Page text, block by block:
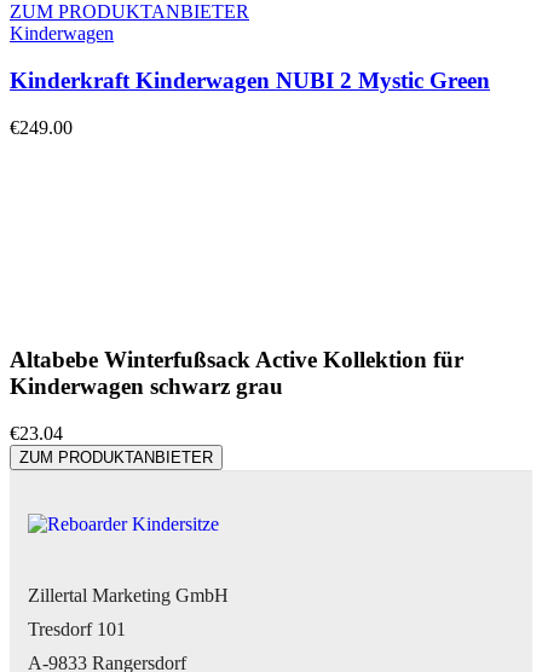
ZUM PRODUKTANBIETER
Kinderwagen
Kinderkraft Kinderwagen NUBI 2 Mystic Green
€249.00
Altabebe Winterfußsack Active Kollektion für
Kinderwagen schwarz grau
€23.04
ZUM PRODUKTANBIETER
Zillertal Marketing GmbH
Tresdorf 101
A-9833 Rangersdorf